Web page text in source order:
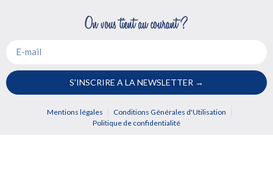
S'INSCRIRE A LA NEWSLETTER →
Mentions légales
Conditions Générales d'Utilisation
Politique de confidentialité